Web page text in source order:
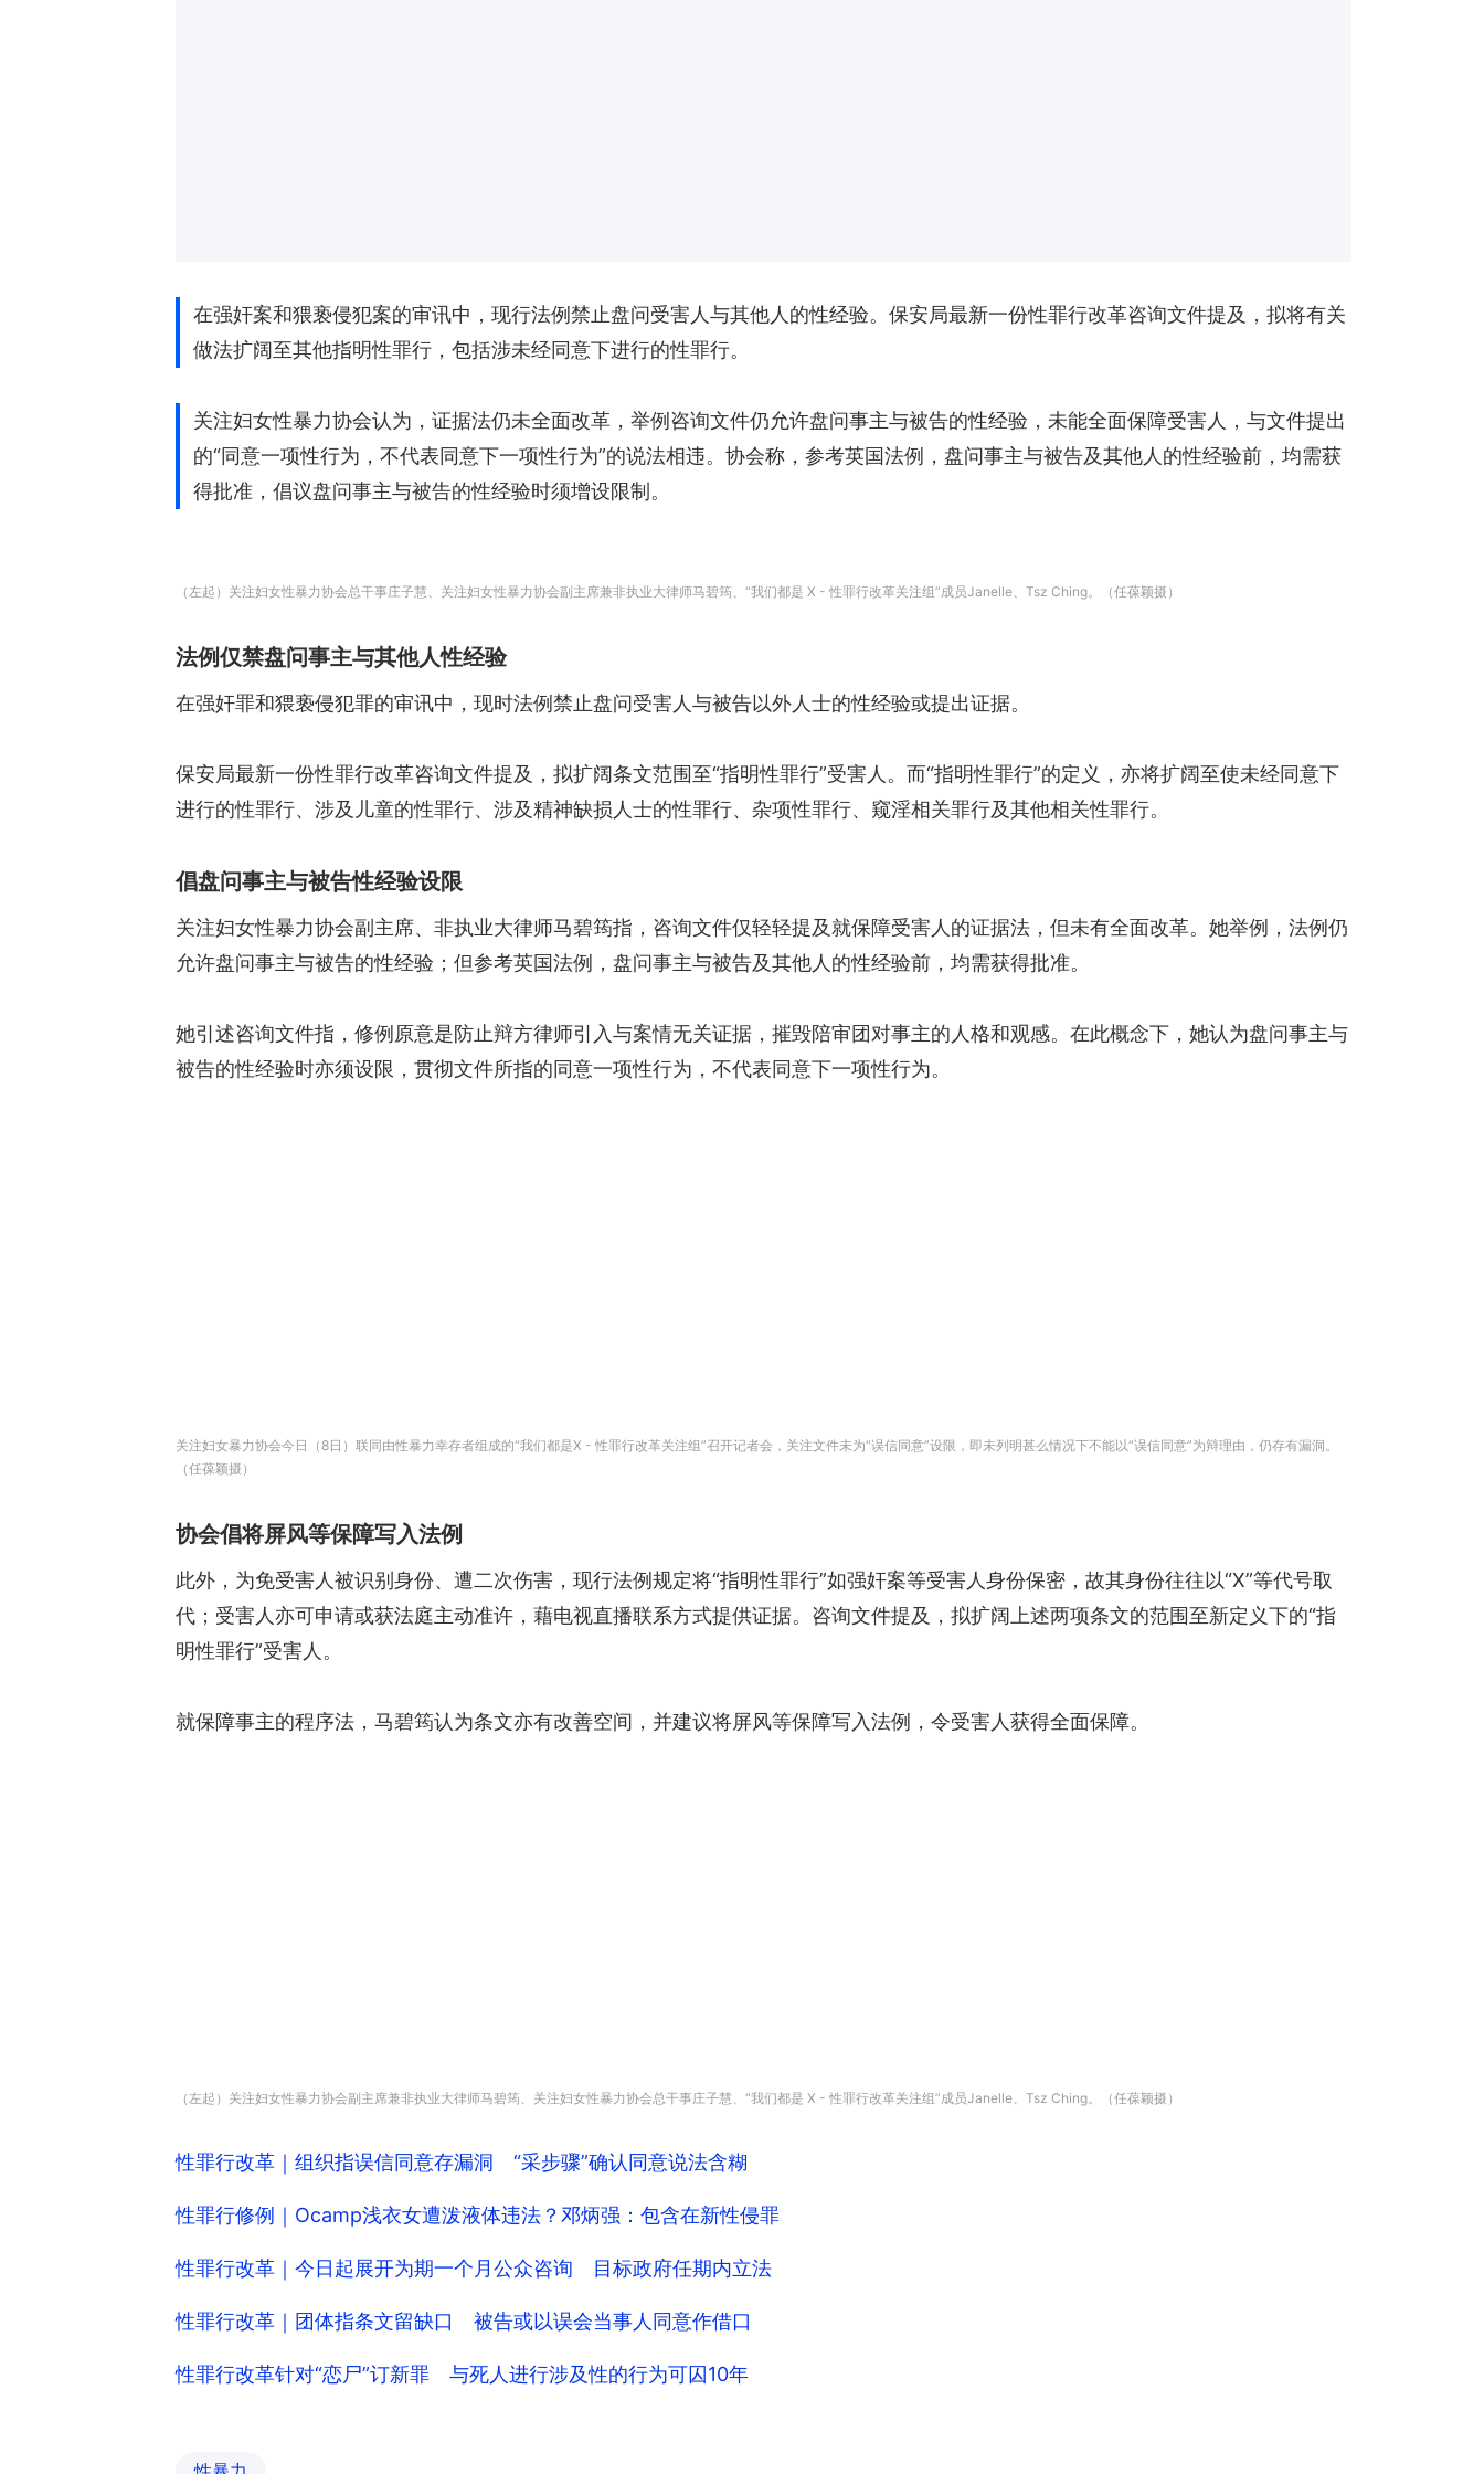
在强奸案和猥亵侵犯案的审讯中，现行法例禁止盘问受害人与其他人的性经验。保安局最新一份性罪行改革咨询文件提及，拟将有关
做法扩阔至其他指明性罪行，包括涉未经同意下进行的性罪行。
关注妇女性暴力协会认为，证据法仍未全面改革，举例咨询文件仍允许盘问事主与被告的性经验，未能全面保障受害人，与文件提出
的“同意一项性行为，不代表同意下一项性行为”的说法相违。协会称，参考英国法例，盘问事主与被告及其他人的性经验前，均需获
得批准，倡议盘问事主与被告的性经验时须增设限制。
（左起）关注妇女性暴力协会总干事庄子慧、关注妇女性暴力协会副主席兼非执业大律师马碧筠、“我们都是 X - 性罪行改革关注组”成员Janelle、Tsz Ching。（任葆颖摄）
法例仅禁盘问事主与其他人性经验
在强奸罪和猥亵侵犯罪的审讯中，现时法例禁止盘问受害人与被告以外人士的性经验或提出证据。
保安局最新一份性罪行改革咨询文件提及，拟扩阔条文范围至“指明性罪行”受害人。而“指明性罪行”的定义，亦将扩阔至使未经同意下
进行的性罪行、涉及儿童的性罪行、涉及精神缺损人士的性罪行、杂项性罪行、窥淫相关罪行及其他相关性罪行。
倡盘问事主与被告性经验设限
关注妇女性暴力协会副主席、非执业大律师马碧筠指，咨询文件仅轻轻提及就保障受害人的证据法，但未有全面改革。她举例，法例仍
允许盘问事主与被告的性经验；但参考英国法例，盘问事主与被告及其他人的性经验前，均需获得批准。
她引述咨询文件指，修例原意是防止辩方律师引入与案情无关证据，摧毁陪审团对事主的人格和观感。在此概念下，她认为盘问事主与
被告的性经验时亦须设限，贯彻文件所指的同意一项性行为，不代表同意下一项性行为。
关注妇女暴力协会今日（8日）联同由性暴力幸存者组成的“我们都是X - 性罪行改革关注组”召开记者会，关注文件未为“误信同意”设限，即未列明甚么情况下不能以“误信同意”为辩理由，仍存有漏洞。
（任葆颖摄）
协会倡将屏风等保障写入法例
此外，为免受害人被识别身份、遭二次伤害，现行法例规定将“指明性罪行”如强奸案等受害人身份保密，故其身份往往以“X”等代号取
代；受害人亦可申请或获法庭主动准许，藉电视直播联系方式提供证据。咨询文件提及，拟扩阔上述两项条文的范围至新定义下的“指
明性罪行”受害人。
就保障事主的程序法，马碧筠认为条文亦有改善空间，并建议将屏风等保障写入法例，令受害人获得全面保障。
（左起）关注妇女性暴力协会副主席兼非执业大律师马碧筠、关注妇女性暴力协会总干事庄子慧、“我们都是 X - 性罪行改革关注组”成员Janelle、Tsz Ching。（任葆颖摄）
性罪行改革｜组织指误信同意存漏洞 “采步骤”确认同意说法含糊
性罪行修例｜Ocamp浅衣女遭泼液体违法？邓炳强：包含在新性侵罪
性罪行改革｜今日起展开为期一个月公众咨询 目标政府任期内立法
性罪行改革｜团体指条文留缺口 被告或以误会当事人同意作借口
性罪行改革针对“恋尸”订新罪 与死人进行涉及性的行为可囚10年